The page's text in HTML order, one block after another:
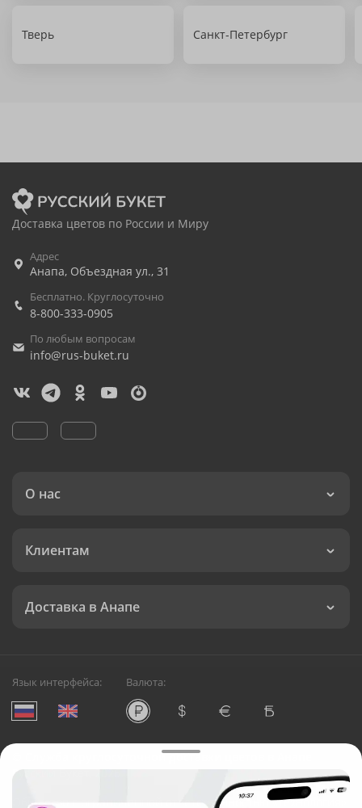
Тверь Санкт-Петербург
Доставка цветов по России и Миру
Адрес
Анапа, Объездная ул., 31
Бесплатно. Круглосуточно
8-800-333-0905
По любым вопросам
info@rus-buket.ru
О нас
Клиентам
Доставка в Анапе
Язык интерфейса: Валюта:
Служба круглосуточной доставки цветов в Анапе
Русский Букет, 2026
Общество с ограниченной ответственностью «Технология»